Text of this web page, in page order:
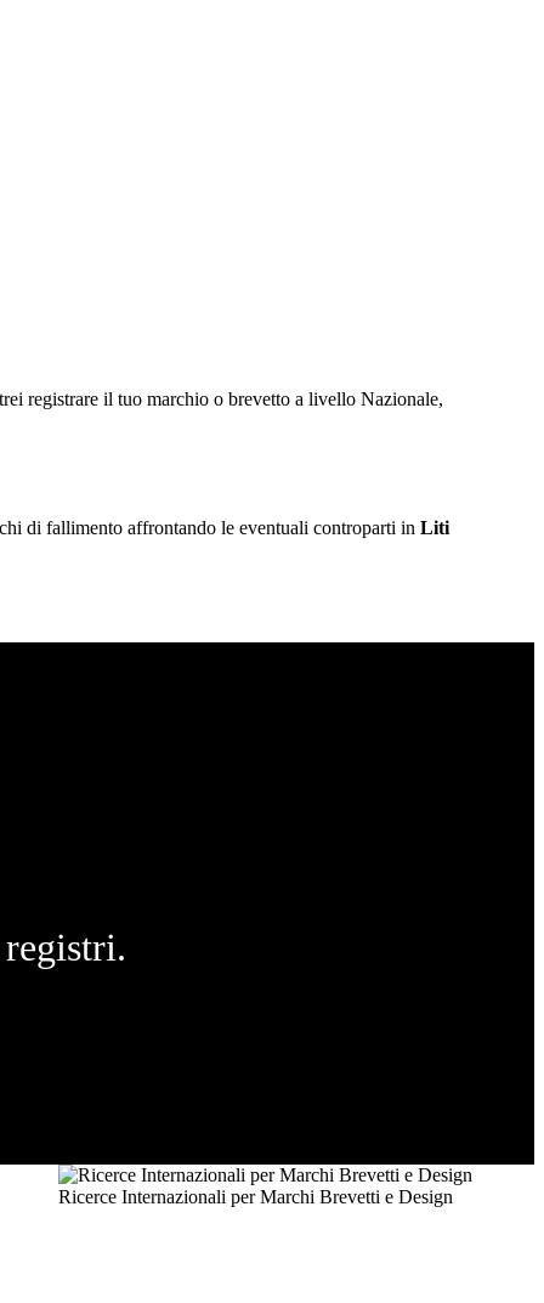
registrare il tuo marchio o brevetto a livello Nazionale,
di fallimento affrontando le eventuali controparti in Liti
Ricerce Internazionali per Marchi Brevetti e Design